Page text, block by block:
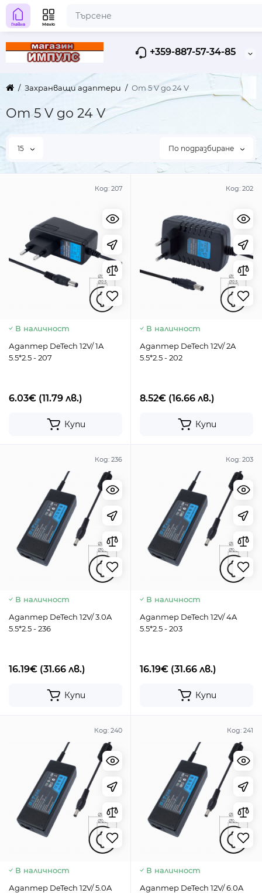
+359-887-57-34-85
Главна Меню
Захранващи адаптери От 5 V до 24 V
От 5 V до 24 V
15 По подразбиране
Код: 207
В наличност
Адаптер DeTech 12V/ 1A
5.5*2.5 - 207
6.03€ (11.79 лв.)
Купи
Код: 202
В наличност
Адаптер DeTech 12V/ 2A
5.5*2.5 - 202
8.52€ (16.66 лв.)
Купи
Код: 236
В наличност
Адаптер DeTech 12V/ 3.0A
5.5*2.5 - 236
16.19€ (31.66 лв.)
Купи
Код: 203
В наличност
Адаптер DeTech 12V/ 4A
5.5*2.5 - 203
16.19€ (31.66 лв.)
Купи
Код: 240
В наличност
Адаптер DeTech 12V/ 5.0A
Код: 241
В наличност
Адаптер DeTech 12V/ 6.0A